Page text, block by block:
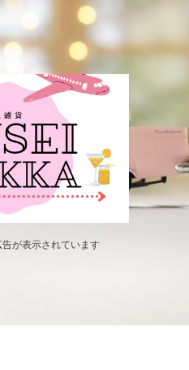
告が表示されています